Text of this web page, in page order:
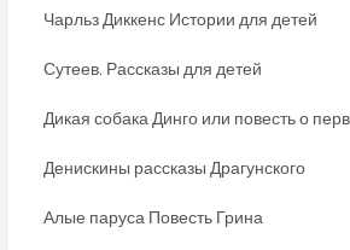
Чарльз Диккенс Истории для детей
Сутеев. Рассказы для детей
Дикая собака Динго или повесть о
Денискины рассказы Драгунского
Алые паруса Повесть Грина